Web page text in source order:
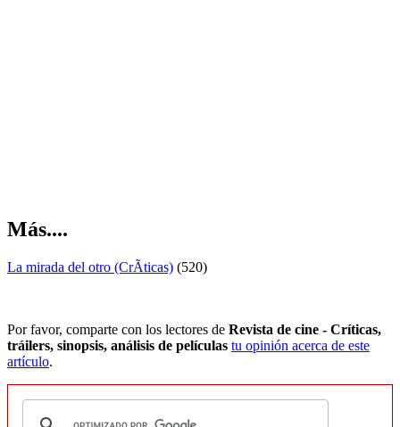
Más....
La mirada del otro (CrÃ­ticas) (520)
Por favor, comparte con los lectores de Revista de cine - Críticas,
tráilers, sinopsis, análisis de películas tu opinión acerca de este
artículo.